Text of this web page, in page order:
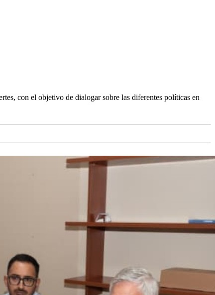
con el objetivo de dialogar sobre las diferentes políticas en